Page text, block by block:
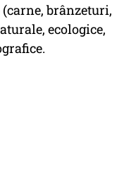
brânzeturi,
ecologice,